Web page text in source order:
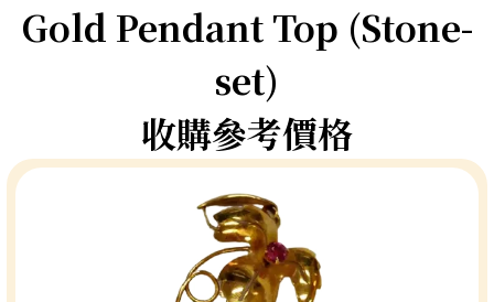
Gold Pendant Top (Stone-
set)
收購參考價格